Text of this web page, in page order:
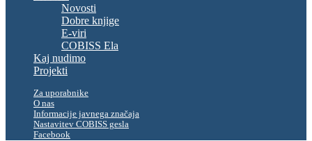
Novosti
Dobre knjige
E-viri
COBISS Ela
Kaj nudimo
Projekti
Za uporabnike
O nas
Informacije javnega značaja
Nastavitev COBISS gesla
Facebook